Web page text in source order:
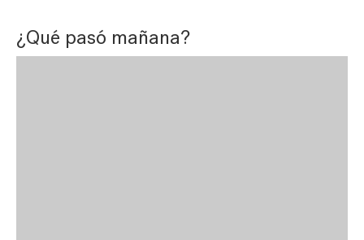
¿Qué pasó mañana?